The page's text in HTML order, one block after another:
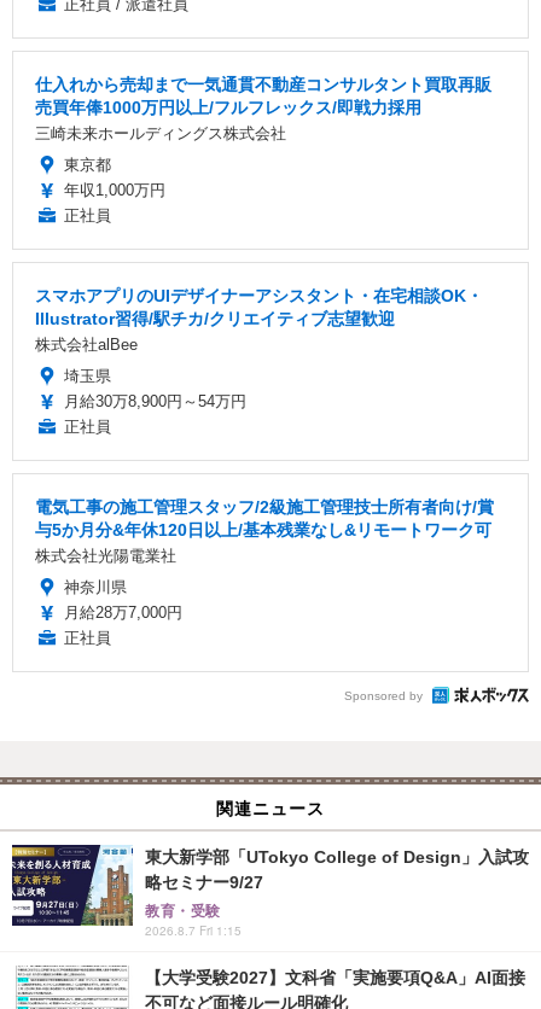
正社員 / 派遣社員
仕入れから売却まで一気通貫不動産コンサルタント買取再販
売買年俸1000万円以上/フルフレックス/即戦力採用
三崎未来ホールディングス株式会社
東京都
年収1,000万円
正社員
スマホアプリのUIデザイナーアシスタント・在宅相談OK・
Illustrator習得/駅チカ/クリエイティブ志望歓迎
株式会社alBee
埼玉県
月給30万8,900円～54万円
正社員
電気工事の施工管理スタッフ/2級施工管理技士所有者向け/賞
与5か月分&年休120日以上/基本残業なし&リモートワーク可
株式会社光陽電業社
神奈川県
月給28万7,000円
正社員
Sponsored by
関連ニュース
東大新学部「UTokyo College of Design」入試攻
略セミナー9/27
教育・受験
2026.8.7 Fri 1:15
【大学受験2027】文科省「実施要項Q&A」AI面接
不可など面接ルール明確化